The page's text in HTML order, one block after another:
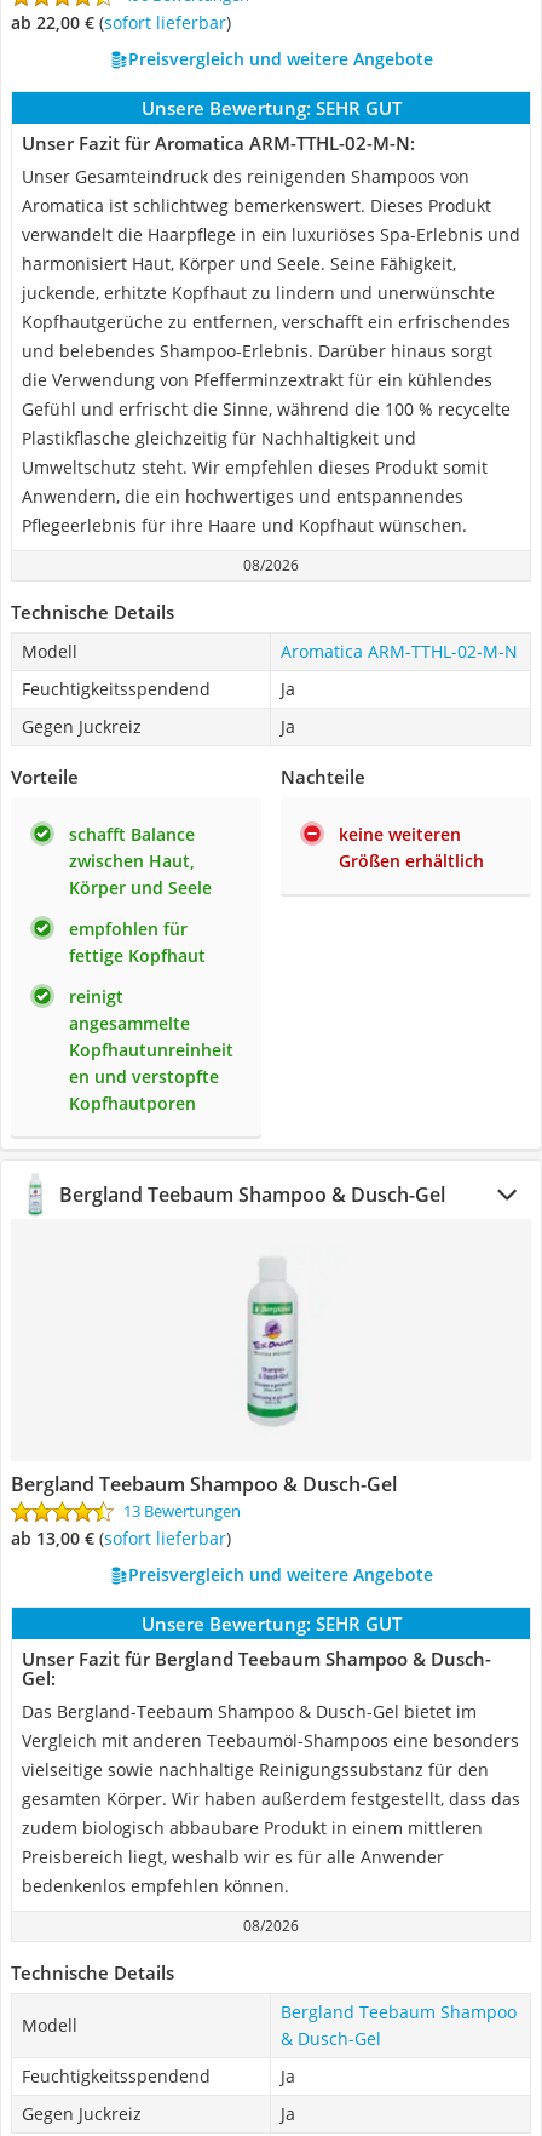
ab 22,00 € ( Sofort lieferbar)
Preisvergleich und weitere Angebote
Unsere Bewertung: SEHR GUT
Unser Fazit für Aromatica ARM-TTHL-02-M-N:
Unser Gesamteindruck des reinigenden Shampoos von
Aromatica ist schlichtweg bemerkenswert. Dieses Produkt
verwandelt die Haarpflege in ein luxuriöses Spa-Erlebnis und
harmonisiert Haut, Körper und Seele. Seine Fähigkeit,
juckende, erhitzte Kopfhaut zu lindern und unerwünschte
Kopfhautgerüche zu entfernen, verschafft ein erfrischendes
und belebendes Shampoo-Erlebnis. Darüber hinaus sorgt
die Verwendung von Pfefferminzextrakt für ein kühlendes
Gefühl und erfrischt die Sinne, während die 100 % recycelte
Plastikflasche gleichzeitig für Nachhaltigkeit und
Umweltschutz steht. Wir empfehlen dieses Produkt somit
Anwendern, die ein hochwertiges und entspannendes
Pflegeerlebnis für ihre Haare und Kopfhaut wünschen.
08/2026
Technische Details
Modell
Aromatica ARM-TTHL-02-M-N
Feuchtigkeitsspendend
Ja
Gegen Juckreiz
Ja
Vorteile
schafft Balance
zwischen Haut,
Körper und Seele
empfohlen für
fettige Kopfhaut
reinigt
angesammelte
Kopfhautunreinheit
en und verstopfte
Kopfhautporen
Nachteile
keine weiteren
Größen erhältlich
Bergland Teebaum Shampoo & Dusch-Gel
Bergland Teebaum Shampoo & Dusch-Gel
13 Bewertungen
ab 13,00 € ( Sofort lieferbar)
Preisvergleich und weitere Angebote
Unsere Bewertung: SEHR GUT
Unser Fazit für Bergland Teebaum Shampoo & Dusch-
Gel:
Das Bergland-Teebaum Shampoo & Dusch-Gel bietet im
Vergleich mit anderen Teebaumöl-Shampoos eine besonders
vielseitige sowie nachhaltige Reinigungssubstanz für den
gesamten Körper. Wir haben außerdem festgestellt, dass das
zudem biologisch abbaubare Produkt in einem mittleren
Preisbereich liegt, weshalb wir es für alle Anwender
bedenkenlos empfehlen können.
08/2026
Technische Details
Modell
Bergland Teebaum Shampoo
& Dusch-Gel
Feuchtigkeitsspendend
Ja
Gegen Juckreiz
Ja